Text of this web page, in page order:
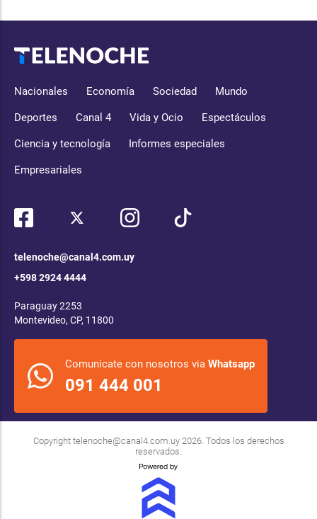
Nacionales Economía Sociedad Mundo
Deportes Canal 4 Vida y Ocio Espectáculos
Ciencia y tecnología Informes especiales
Empresariales
telenoche@canal4.com.uy
+598 2924 4444
Paraguay 2253
Montevideo, CP, 11800
Comunicate con nosotros via Whatsapp
091 444 001
Copyright telenoche@canal4.com.uy2026. Todos los derechos
reservados.